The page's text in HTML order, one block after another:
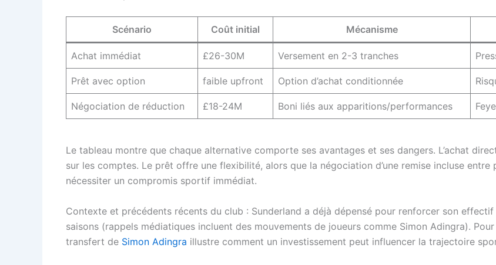
Scénario Coût initial Mécanisme
Achat immédiat £26-30M Versement en 2-3 tranches
Prêt avec option faible upfront Option d’achat conditionnée
Négociation de réduction £18-24M Boni liés aux apparitions/performances
Le tableau montre que chaque alternative comporte ses avantages et ses dangers. L’achat
sur les comptes. Le prêt offre une flexibilité, alors que la négociation d’une remise incluse
nécessiter un compromis sportif immédiat.
Contexte et précédents récents du club : Sunderland a déjà dépensé pour renforcer son
saisons (rappels médiatiques incluent des mouvements de joueurs comme Simon Adingra).
transfert de Simon Adingra illustre comment un investissement peut influencer la trajectoire